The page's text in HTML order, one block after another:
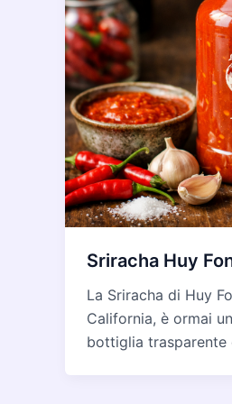
Sriracha Huy
La Sriracha di Huy
California, è ormai
bottiglia